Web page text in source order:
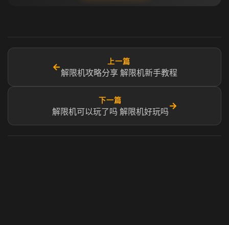
←
上一篇
解限机攻略分享 解限机新手教程
下一篇
解限机可以玩了吗 解限机好玩吗
→